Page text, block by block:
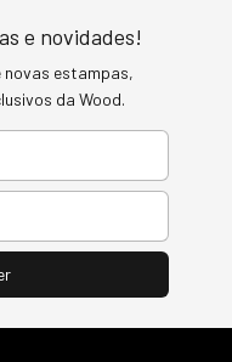
e novidades!
novas estampas,
da Wood.